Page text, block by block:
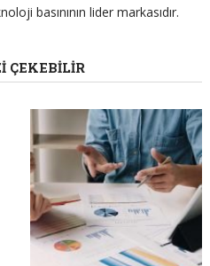
basınının lider markasıdır.
ÇEKEBILIR